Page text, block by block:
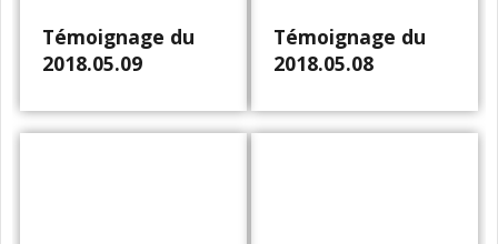
Témoignage du
2018.05.09
Témoignage du
2018.05.08